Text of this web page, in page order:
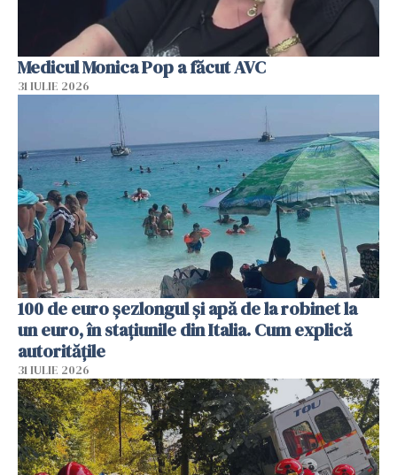
Medicul Monica Pop a făcut AVC
31 IULIE 2026
100 de euro șezlongul și apă de la robinet la
un euro, în stațiunile din Italia. Cum explică
autoritățile
31 IULIE 2026